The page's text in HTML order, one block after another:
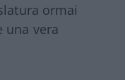
ormai
una vera